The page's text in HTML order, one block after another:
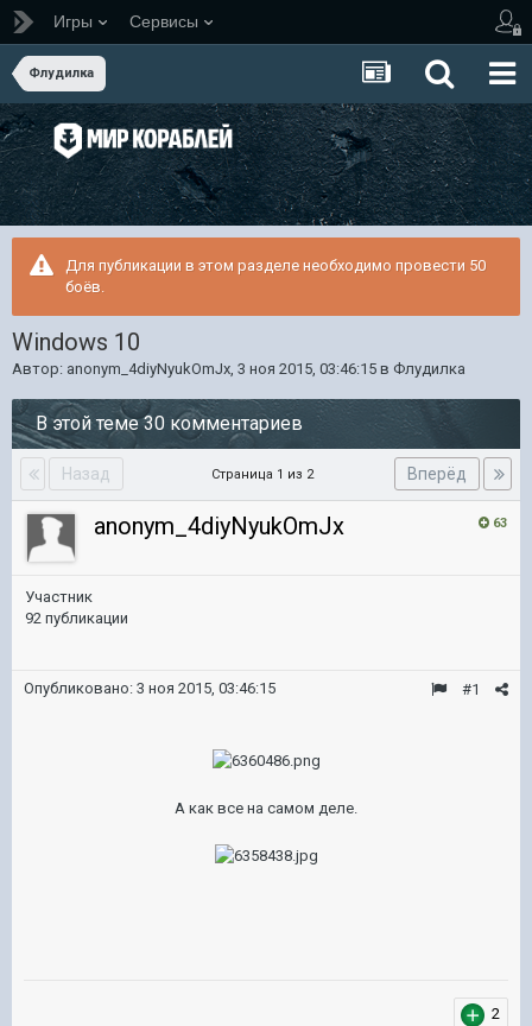
Игры Сервисы
Флудилка
Для публикации в этом разделе необходимо провести 50
боёв.
Windows 10
Автор: anonym_4diyNyukOmJx, 3 ноя 2015, 03:46:15 в Флудилка
В этой теме 30 комментариев
Назад Вперёд
Страница 1 из 2
63
anonym_4diyNyukOmJx
Участник
92 публикации
#1
Опубликовано: 3 ноя 2015, 03:46:15
А как все на самом деле.
2